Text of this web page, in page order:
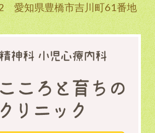
愛知県豊橋市吉川町61番地